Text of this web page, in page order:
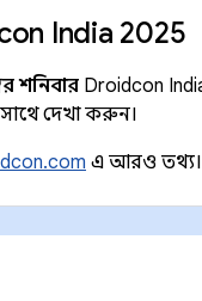
India 2025
শনিবার Droidcon
দেখা করুন।
এ আরও তথ্য।